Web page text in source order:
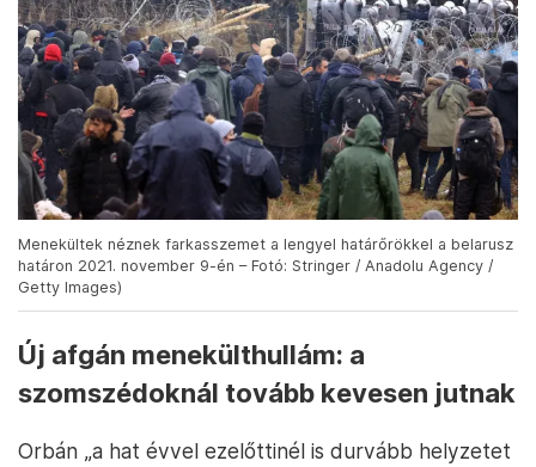
Menekültek néznek farkasszemet a lengyel határőrökkel a belarusz
határon 2021. november 9-én – Fotó: Stringer / Anadolu Agency /
Getty Images)
Új afgán menekülthullám: a
szomszédoknál tovább kevesen jutnak
Orbán „a hat évvel ezelőttinél is durvább helyzetet